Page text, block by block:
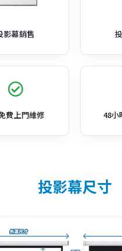
影幕銷售
費上門維修 48小
投影幕尺寸